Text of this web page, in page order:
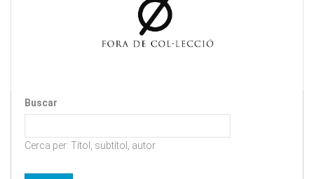
Buscar
Cerca per: Títol, subtítol, autor